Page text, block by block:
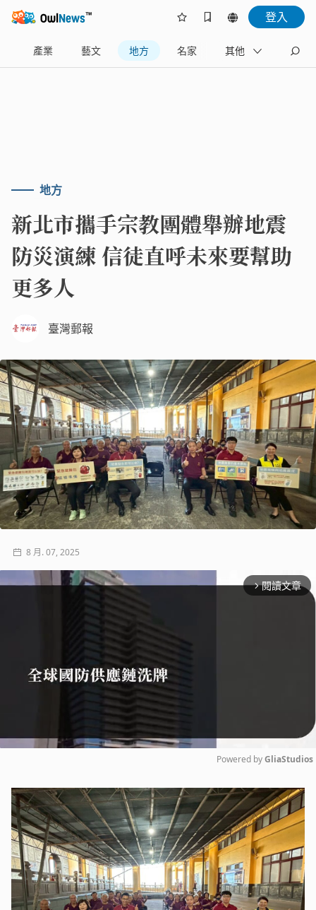
登入
產業 藝文 地方 名家 其他
地方
新北市攜手宗教團體舉辦地震
防災演練 信徒直呼未來要幫助
更多人
臺灣郵報
8 月. 07, 2025
arrow_forward_ios 閱讀文章
Mute
Powered by GliaStudios